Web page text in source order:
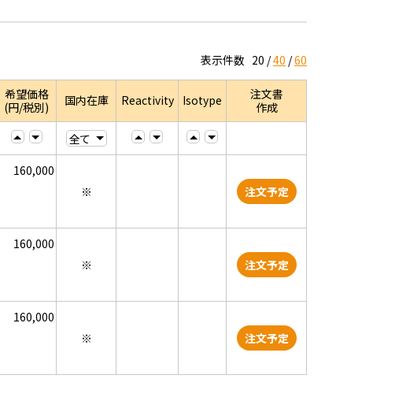
表示件数 20 40 60
希望価格
(円/税別)
国内在庫 Reactivity Isotype
注文書
作成
160,000
※
注文予定
160,000
※
注文予定
160,000
※
注文予定